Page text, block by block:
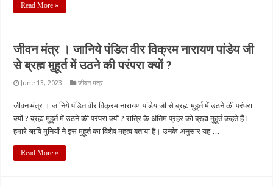
Read More »
जीवन मंत्र । जानिये पंडित वीर विक्रम नारायण पांडेय जी
से ब्रह्म मुहूर्त में उठने की परंपरा क्यों ?
June 13, 2023 जीवन मंत्र
जीवन मंत्र । जानिये पंडित वीर विक्रम नारायण पांडेय जी से ब्रह्म मुहूर्त में उठने की परंपरा
क्यों ? ब्रह्म मुहूर्त में उठने की परंपरा क्यों ? रात्रि के अंतिम प्रहर को ब्रह्म मुहूर्त कहते हैं।
हमारे ऋषि मुनियों ने इस मुहूर्त का विशेष महत्व बताया है। उनके अनुसार यह …
Read More »